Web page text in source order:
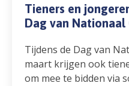
Tieners en
Dag van Nationaal
Tijdens de Dag van
maart krijgen ook
om mee te bidden via